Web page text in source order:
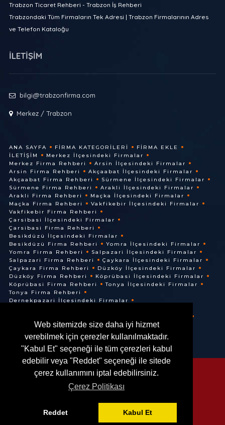
Web sitemizde size daha iyi hizmet
verebilmek için çerezler kullanılmaktadır.
"Kabul Et" seçeneği ile tüm çerezleri kabul
edebilir veya "Reddet" seçeneği ile sitede
çerez kullanımını iptal edebilirsiniz.
Çerez Politikası
Reddet Kabul Et
Trabzon Ticaret Rehberi - Trabzon İş Rehberi
Trabzondaki Tüm Firmaların Tek Adresi | Trabzon Firmalarının Adres
ve Telefon Kataloğu
İLETİŞİM
bilgi@trabzonfirma.com
Merkez / Trabzon
ANA SAYFA FIRMA KATEGORILERI
FIRMA EKLE
İLETIŞIM
Merkez İlçesindeki Firmalar
Merkez Firma Rehberi
Arsin İlçesindeki Firmalar
Arsin Firma Rehberi
Akçaabat İlçesindeki Firmalar
Akçaabat Firma Rehberi
Sürmene İlçesindeki Firmalar
Sürmene Firma Rehberi
Arakli İlçesindeki Firmalar
Arakli Firma Rehberi
Maçka İlçesindeki Firmalar
Maçka Firma Rehberi
Vakfikebir İlçesindeki Firmalar
Vakfikebir Firma Rehberi
Çarsibasi İlçesindeki Firmalar
Çarsibasi Firma Rehberi
Besikdüzü İlçesindeki Firmalar
Besikdüzü Firma Rehberi
Yomra İlçesindeki Firmalar
Yomra Firma Rehberi
Salpazari İlçesindeki Firmalar
Salpazari Firma Rehberi
Çaykara İlçesindeki Firmalar
Çaykara Firma Rehberi
Düzköy İlçesindeki Firmalar
Düzköy Firma Rehberi
Köprübasi İlçesindeki Firmalar
Köprübasi Firma Rehberi
Tonya İlçesindeki Firmalar
Tonya Firma Rehberi
Dernekpazari İlçesindeki Firmalar
Of İlçesindeki Firmalar
Of Firma Rehberi
© @ 2016. Her Hakkı Saklıdır.